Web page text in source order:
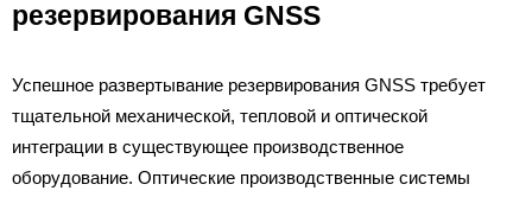
резервирования GNSS
Успешное развертывание резервирования GNSS требует
тщательной механической, тепловой и оптической
интеграции в существующее производственное
оборудование. Оптические производственные системы